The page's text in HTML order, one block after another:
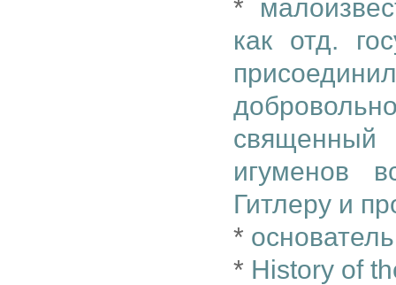
*
как отд.
игуменов
Гитлеру и
*
* History of